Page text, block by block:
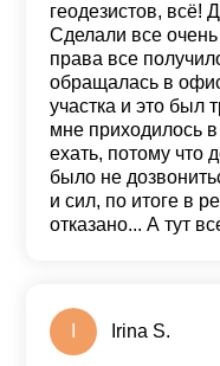
геодезистов, всё!
Сделали все
права все
обращалась в
участка и это был
мне приходилось
ехать, потому что
было не
и сил, по итоге в
отказано... А тут
Irina S.